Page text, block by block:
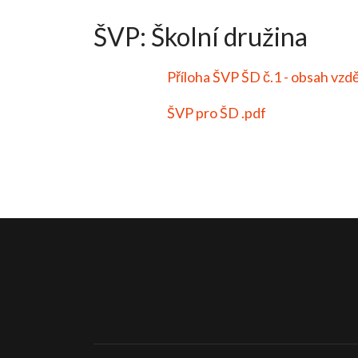
ŠVP: Školní družina
Příloha ŠVP ŠD č.1 - obsah
ŠVP pro ŠD .pdf